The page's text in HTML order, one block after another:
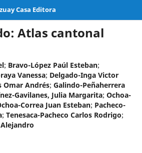
Casa Editora
Atlas cantonal
; Bravo-López Paúl Esteban;
Vanessa; Delgado-Inga Victor
Omar Andrés; Galindo-Peñaherrera
Gavilanes, Julia Margarita; Ochoa-
Correa Juan Esteban; Pacheco-
; Tenesaca-Pacheco Carlos Rodrigo;